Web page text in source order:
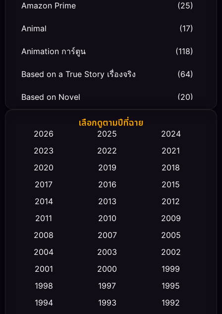
Amazon Prime (25)
Animal (17)
Animation การ์ตูน (118)
Based on a True Story เรื่องจริง (64)
Based on Novel (20)
Biography ชีวิตจริง
Classic หนังคลาสสิก (23)
Comedy ตลก (458)
Conspiracy
Crime อาชญากรรม (347)
Culture (23)
เลือกดูตามปีที่ฉาย
2026 2025
2024
2023
2022
2021
2020
2019
2018
2017
2016
2015
2014
2013
2012
2011
2010
2009
2008
2007
2005
2004
2003
2002
2001
2000
1999
1998
1997
1995
1994
1993
1992